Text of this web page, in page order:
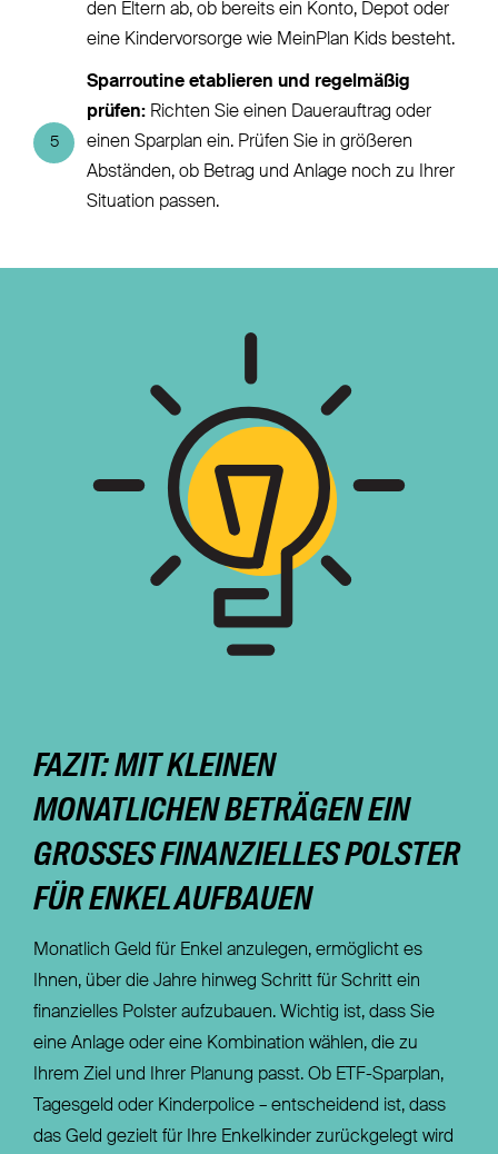
den Eltern ab, ob bereits ein Konto, Depot oder
eine Kindervorsorge wie MeinPlan Kids besteht.
5
Sparroutine etablieren und regelmäßig
prüfen: Richten Sie einen Dauerauftrag oder
einen Sparplan ein. Prüfen Sie in größeren
Abständen, ob Betrag und Anlage noch zu Ihrer
Situation passen.
FAZIT: MIT KLEINEN
MONATLICHEN BETRÄGEN EIN
GROSSES FINANZIELLES POLSTER F
ÜR ENKEL AUFBAUEN
Monatlich Geld für Enkel anzulegen, ermöglicht es
Ihnen, über die Jahre hinweg Schritt für Schritt ein
finanzielles Polster aufzubauen. Wichtig ist, dass Sie
eine Anlage oder eine Kombination wählen, die zu
Ihrem Ziel und Ihrer Planung passt. Ob ETF-Sparplan,
Tagesgeld oder Kinderpolice – entscheidend ist, dass
das Geld gezielt für Ihre Enkelkinder zurückgelegt wird